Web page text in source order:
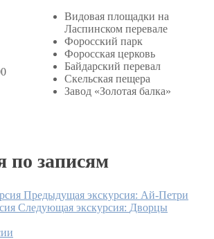
Видовая площадки на
Ласпинском перевале
Форосский парк
Форосская церковь
Байдарский перевал
Скельская пещера
Завод «Золотая балка»
по записям
Предыдущая экскурсия: Ай-Петри
Следующая экскурсия: Дворцы